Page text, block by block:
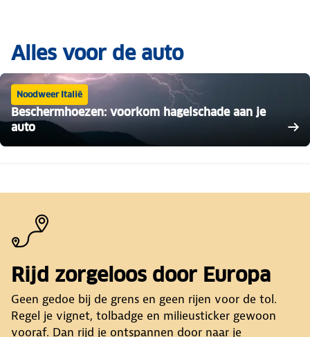
Alles voor de auto
Noodweer Italië
Beschermhoezen: voorkom hagelschade aan je
auto
Rijd zorgeloos door Europa
Geen gedoe bij de grens en geen rijen voor de tol.
Regel je vignet, tolbadge en milieusticker gewoon
vooraf. Dan rijd je ontspannen door naar je